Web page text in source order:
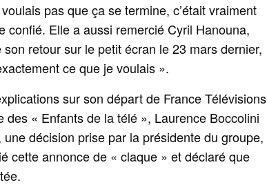
pas que ça se termine, c’était vraiment
confié. Elle a aussi remercié Cyril Hanouna,
retour sur le petit écran le 23 mars dernier,
ce que je voulais ».
sur son départ de France Télévisions
« Enfants de la télé », Laurence Boccolini
décision prise par la présidente du groupe,
cette annonce de « claque » et déclaré que